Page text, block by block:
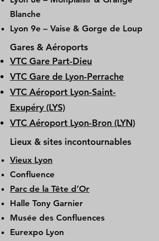
Blanche
Lyon 9e – Vaise & Gorge de Loup
Gares & Aéroports
VTC Gare Part-Dieu
VTC Gare de Lyon-Perrache
VTC Aéroport Lyon-Saint-
Exupéry (LYS)
VTC Aéroport Lyon-Bron (LYN)
Lieux & sites incontournables
Vieux Lyon
Confluence
Parc de la Tête d’Or
Halle Tony Garnier
Musée des Confluences
Eurexpo Lyon